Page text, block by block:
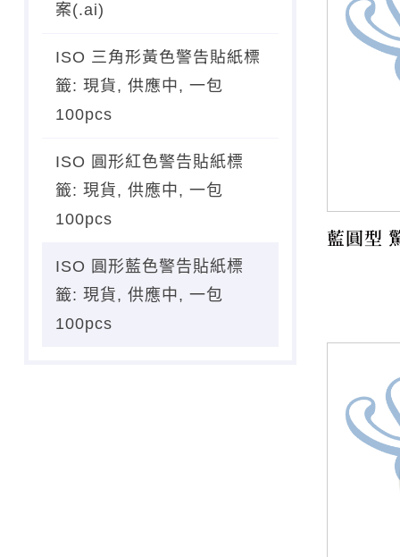
案(.ai)
ISO 三角形黃色警告貼紙標
籤: 現貨, 供應中, 一包
100pcs
ISO 圓形紅色警告貼紙標
籤: 現貨, 供應中, 一包
100pcs
ISO 圓形藍色警告貼紙標
籤: 現貨, 供應中, 一包
100pcs
藍圓型